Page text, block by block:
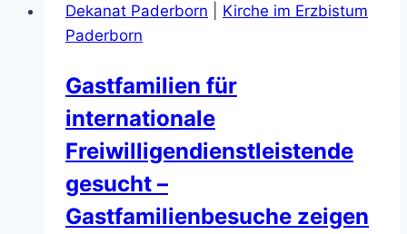
und
der
Gaukirche
Libori
Dekanat Paderborn
Kirche im Erzbistum
Paderborn
Gastfamilien für
internationale
Freiwilligendienstleistende
gesucht –
Gastfamilienbesuche zeigen